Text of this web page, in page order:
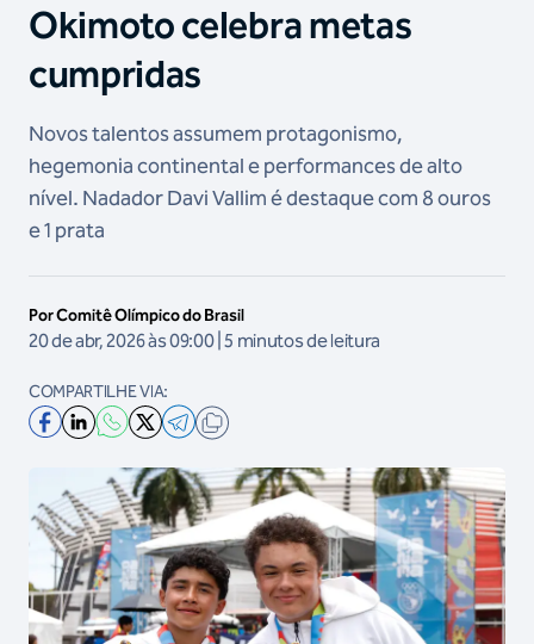
Okimoto celebra metas
cumpridas
Novos talentos assumem protagonismo,
hegemonia continental e performances de alto
nível. Nadador Davi Vallim é destaque com 8 ouros
e 1 prata
Por Comitê Olímpico do Brasil
20 de abr, 2026 às 09:00 | 5 minutos de leitura
COMPARTILHE VIA: